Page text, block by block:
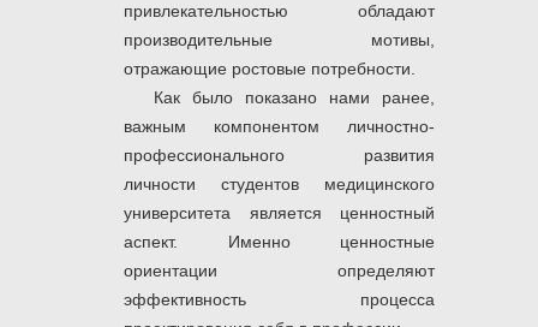
привлекательностью обладают
производительные мотивы,
отражающие ростовые потребности.
Как было показано нами ранее,
важным компонентом личностно-
профессионального развития
личности студентов медицинского
университета является ценностный
аспект. Именно ценностные
ориентации определяют
эффективность процесса